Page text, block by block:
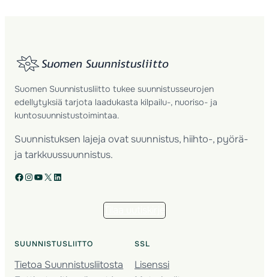
Suomen Suunnistusliitto tukee suunnistusseurojen
edellytyksiä tarjota laadukasta kilpailu-, nuoriso- ja
kuntosuunnistustoimintaa.
Suunnistuksen lajeja ovat suunnistus, hiihto-, pyörä-
ja tarkkuussuunnistus.
Facebook Instagram YouTube X LinkedIn
SUUNNISTUSLIITTO
Tietoa Suunnistusliitosta
SSL
Lisenssi